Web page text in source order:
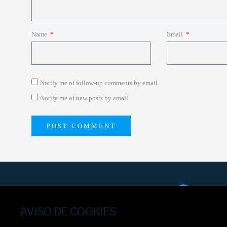
Name * Email *
Notify me of follow-up comments by email.
Notify me of new posts by email.
AVISO DE COOKIES